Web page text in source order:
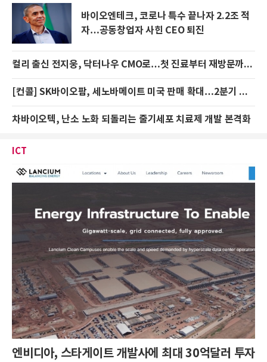
바이오엔테크, 코로나 특수 끝나자 2.2조 적
자…공동창업자 사힌 CEO 퇴진
컬리 출신 전지웅, 닥터나우 CMO로…첫 진료부터 재방문까지 고객 관계 강화
[컨콜] SK바이오팜, 세노바메이트 미국 판매 확대…2분기 역대 최대 실적
차바이오텍, 난소 노화 되돌리는 줄기세포 치료제 개발 본격화
ICT
엔비디아, 스타게이트 개발사에 최대 30억달러 투자